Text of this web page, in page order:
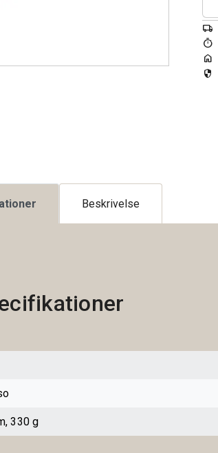
local_shipping
timer
home
security
Beskrivelse
330 g